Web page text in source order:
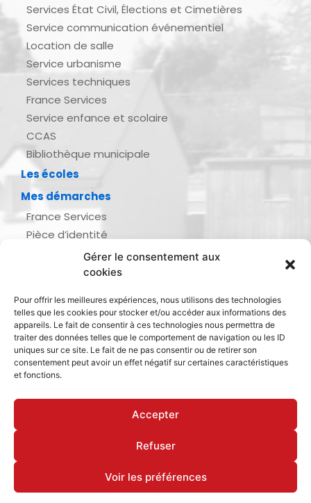
Gérer le consentement aux
cookies
Pour offrir les meilleures expériences, nous utilisons des technologies
telles que les cookies pour stocker et/ou accéder aux informations des
appareils. Le fait de consentir à ces technologies nous permettra de
traiter des données telles que le comportement de navigation ou les ID
uniques sur ce site. Le fait de ne pas consentir ou de retirer son
consentement peut avoir un effet négatif sur certaines caractéristiques
et fonctions.
Accepter
Refuser
Voir les préférences
Services État Civil, Élections et Cimetières
Service communication événementiel
Location de salle
Service urbanisme
Services techniques
France Services
Service enfance et scolaire
CCAS
Bibliothèque municipale
Les écoles
Mes démarches
France Services
Pièce d’identité
Demande d’actes d’état civil
Inscription listes électorales
Recensement militaire
Le journal de ma ville
Gestion des déchets
Mentions légales & politique de confidentialité
Déclaration d’accessibilité